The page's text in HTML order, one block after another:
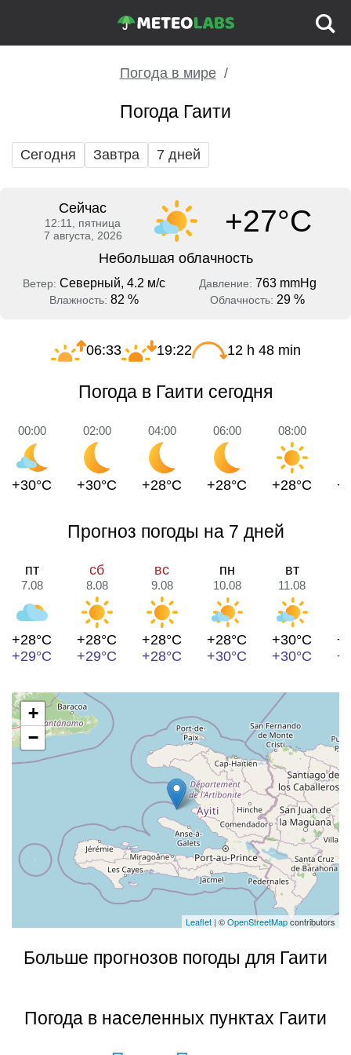
Погода в мире
Погода Гаити
Сегодня Завтра 7 дней
Сейчас
12:11, пятница
7 августа, 2026
+27°C
Небольшая облачность
Ветер: Северный, 4.2 м/с Давление: 763 mmHg
Влажность: 82 % Облачность: 29 %
06:33 19:22 12 h 48 min
Погода в Гаити сегодня
00:00
+30°C
02:00
+30°C
04:00
+28°C
06:00
+28°C
08:00
+28°C
Прогноз погоды на 7 дней
пт
7.08
+28°C
+29°C
сб
8.08
+28°C
+29°C
вс
9.08
+28°C
+28°C
пн
10.08
+28°C
+30°C
вт
11.08
+30°C
+30°C
+
−
Leaflet | ©OpenStreetMapcontributors
Больше прогнозов погоды для Гаити
Погода в населенных пунктах Гаити